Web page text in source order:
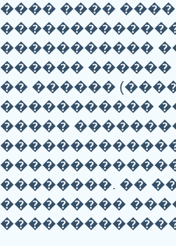
���� ����
�����������
������
�� ������
�����������
�����
��������. ��
���������